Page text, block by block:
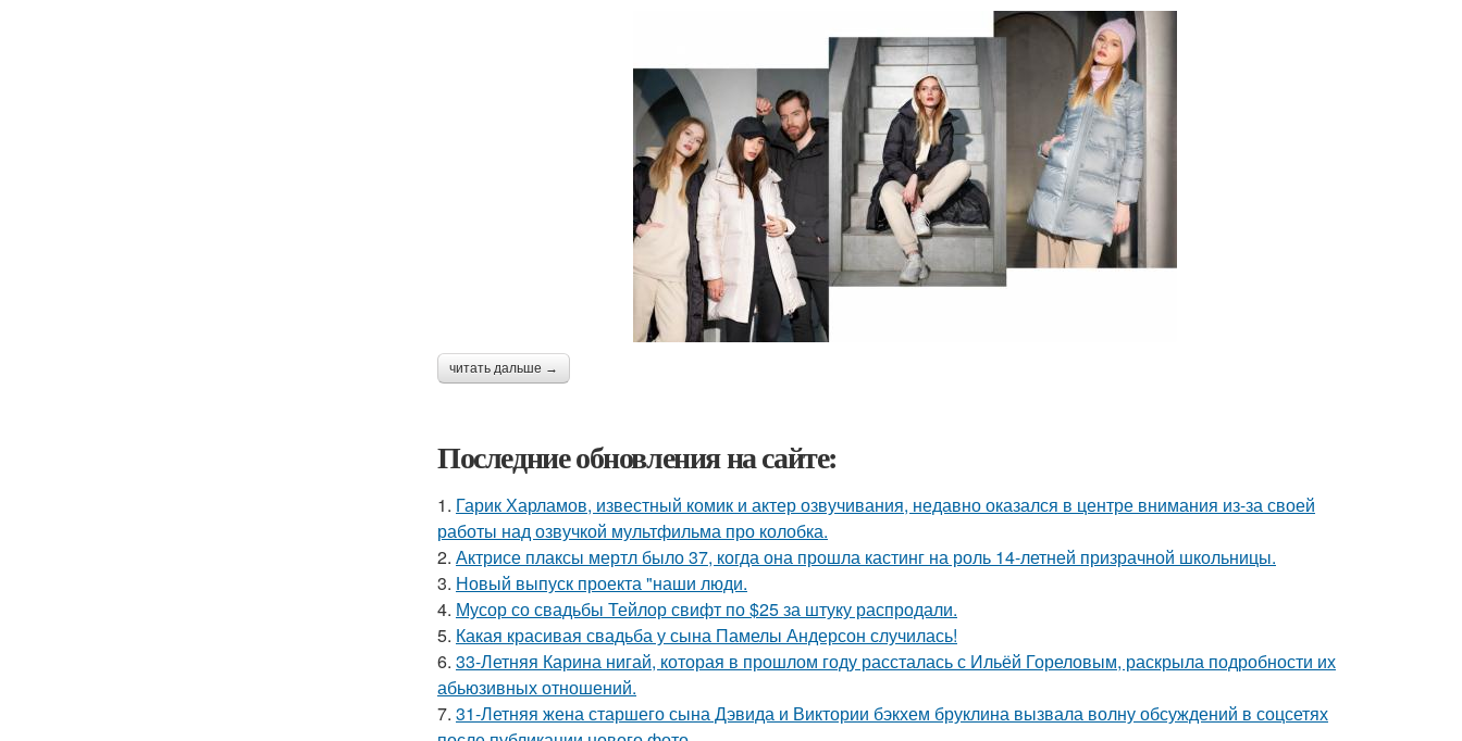
читать дальше →
Последние обновления на сайте:
1. Гарик Харламов, известный комик и актер озвучивания, недавно оказался в центре внимания из-за своей
работы над озвучкой мультфильма про колобка.
2. Актрисе плаксы мертл было 37, когда она прошла кастинг на роль 14-летней призрачной школьницы.
3. Новый выпуск проекта "наши люди.
4. Мусор со свадьбы Тейлор свифт по $25 за штуку распродали.
5. Какая красивая свадьба у сына Памелы Андерсон случилась!
6. 33-Летняя Карина нигай, которая в прошлом году рассталась с Ильёй Гореловым, раскрыла подробности их
абьюзивных отношений.
7. 31-Летняя жена старшего сына Дэвида и Виктории бэкхем бруклина вызвала волну обсуждений в соцсетях